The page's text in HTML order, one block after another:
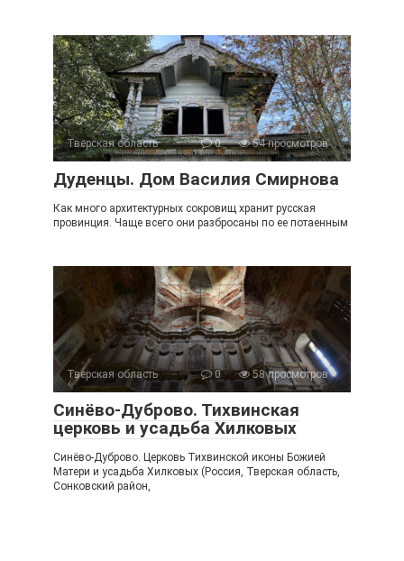
Тверская область 0 54 просмотров
Дуденцы. Дом Василия Смирнова
Как много архитектурных сокровищ хранит русская
провинция. Чаще всего они разбросаны по ее потаенным
Тверская область 0 58 просмотров
Синёво-Дуброво. Тихвинская
церковь и усадьба Хилковых
Синёво-Дуброво. Церковь Тихвинской иконы Божией
Матери и усадьба Хилковых (Россия, Тверская область,
Сонковский район,